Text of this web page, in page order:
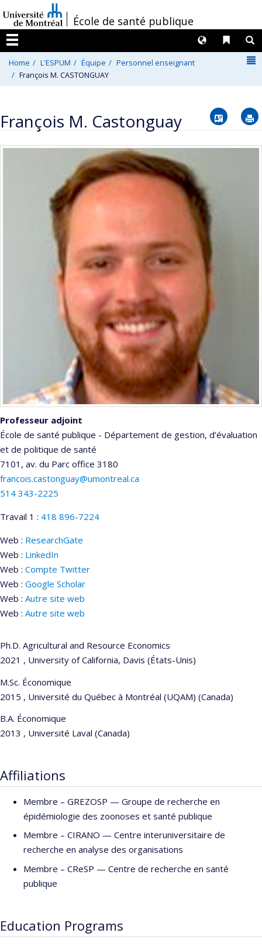
au
contenu
/École de santé publique
Menu
Liens
Langues
Home L'ESPUM Équipe
Personnel enseignant
François M. CASTONGUAY
François M. Castonguay Vcard
Professeur adjoint
École de santé publique - Département de gestion, d’évaluation
et de politique de santé
7101, av. du Parc office 3180
francois.castonguay@umontreal.ca
514 343-2225
Travail 1 : 418 896-7224
Web : ResearchGate
Web : LinkedIn
Web : Compte Twitter
Web : Google Scholar
Web : Autre site web
Web : Autre site web
Ph.D. Agricultural and Resource Economics
2021 , University of California, Davis (États-Unis)
M.Sc. Économique
2015 , Université du Québec à Montréal (UQAM) (Canada)
B.A. Économique
2013 , Université Laval (Canada)
Affiliations
Membre – GREZOSP — Groupe de recherche en
épidémiologie des zoonoses et santé publique
Membre – CIRANO — Centre interuniversitaire de
recherche en analyse des organisations
Membre – CReSP — Centre de recherche en santé
publique
Education Programs